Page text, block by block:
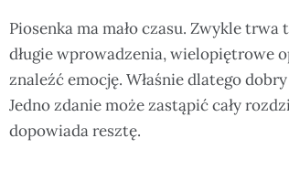
Piosenka ma mało czasu. Zwykle
długie wprowadzenia, wielopiętrowe
znaleźć emocję. Właśnie dlatego
Jedno zdanie może zastąpić cały
dopowiada resztę.